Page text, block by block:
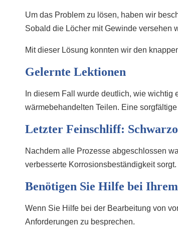
Um das Problem zu lösen, haben wir
Sobald die Löcher mit Gewinde versehen
Mit dieser Lösung konnten wir den
Gelernte Lektionen
In diesem Fall wurde deutlich, wie
wärmebehandelten Teilen. Eine
Letzter Feinschliff:
Nachdem alle Prozesse abgeschlossen
verbesserte Korrosionsbeständigkeit
Benötigen Sie Hilfe bei
Wenn Sie Hilfe bei der Bearbeitung von
Anforderungen zu besprechen.